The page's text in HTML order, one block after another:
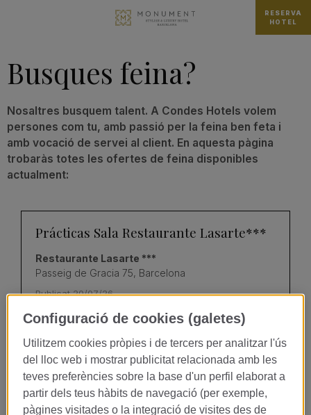
RESERVA
HOTEL
Busques feina?
Nosaltres busquem talent. A Condes Hotels volem
persones com tu, amb passió per la feina ben feta i
amb vocació de servei al client. En aquesta pàgina
trobaràs totes les ofertes de feina disponibles
actualment:
Prácticas Sala Restaurante Lasarte***
Restaurante Lasarte ***
Passeig de Gracia 75, Barcelona
Publicat 20/07/26
VEURE OFERTA
Prácticas Cocina - Restaurante
LASARTE***
Configuració de cookies (galetes)
Utilitzem cookies pròpies i de tercers per analitzar l'ús
del lloc web i mostrar publicitat relacionada amb les
teves preferències sobre la base d'un perfil elaborat a
partir dels teus hàbits de navegació (per exemple,
pàgines visitades o la integració de visites des de